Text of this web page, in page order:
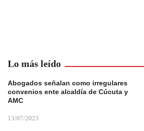
Lo más leído
Abogados señalan como irregulares
convenios ente alcaldía de Cúcuta y
AMC
13/07/2023